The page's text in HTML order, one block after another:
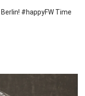
#happyFW Time